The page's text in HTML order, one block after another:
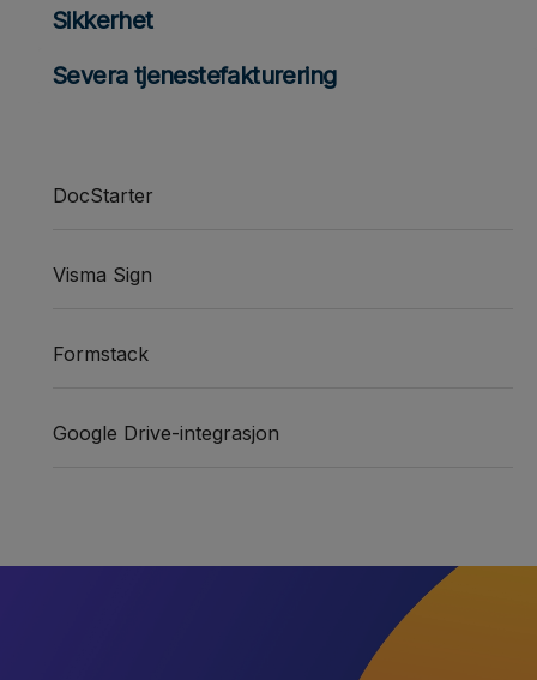
Sikkerhet
Severa tjenestefakturering
DocStarter
Visma Sign
Formstack
Google Drive-integrasjon